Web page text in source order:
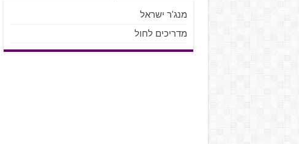
מנג'ר ישראל
מדריכים לחול